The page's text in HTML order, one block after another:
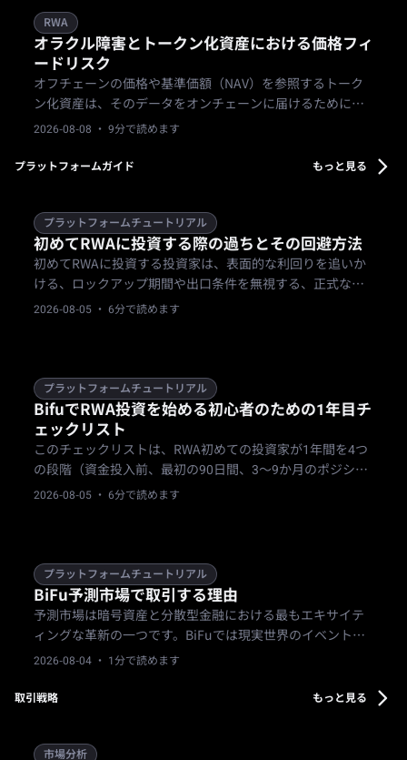
RWA
オラクル障害とトークン化資産における価格フィ
ードリスク
オフチェーンの価格や基準価額（NAV）を参照するトーク
ン化資産は、そのデータをオンチェーンに届けるためにオ
ラクルに依存しており、古いデータ、操作、単一障害点は
2026-08-08 · 9分で読めます
プラットフォームガイド もっと見る
プラットフォームチュートリアル
初めてRWAに投資する際の過ちとその回避方法
初めてRWAに投資する投資家は、表面的な利回りを追いか
ける、ロックアップ期間や出口条件を無視する、正式な書
類を読み飛ばす、最初の資金を一つの商品に集中させる、
2026-08-05 · 6分で読めます
プラットフォームチュートリアル
BifuでRWA投資を始める初心者のための1年目チ
ェックリスト
このチェックリストは、RWA初めての投資家が1年間を4つ
の段階（資金投入前、最初の90日間、3～9か月のポジショ
ン構築、年末の見直し）に分けて進めるためのガイドで
2026-08-05 · 6分で読めます
プラットフォームチュートリアル
BiFu予測市場で取引する理由
予測市場は暗号資産と分散型金融における最もエキサイテ
ィングな革新の一つです。BiFuでは現実世界のイベントを
USDCで取引でき、初心者でも簡単に始められます。このガ
す。
2026-08-04 · 1分で読めます
取引戦略 もっと見る
市場分析